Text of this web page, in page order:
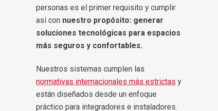
personas es el primer requisito y cumplir
así con nuestro propósito: generar
soluciones tecnológicas para espacios
más seguros y confortables.
Nuestros sistemas cumplen las
normativas internacionales más estrictas y
están diseñados desde un enfoque
práctico para integradores e instaladores.